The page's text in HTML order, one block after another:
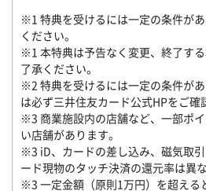
※1 特典を受けるには一定の条件が
ください。
※1 本特典は予告なく変更、終了す
了承ください。
※2 特典を受けるには一定の条件が
は必ず三井住友カード公式HPをご確
※3 商業施設内の店舗など、一部ポ
い店舗があります。
※3 iD、カードの差し込み、磁気取
ード現物のタッチ決済の還元率は異な
※3 一定金額（原則1万円）を超える